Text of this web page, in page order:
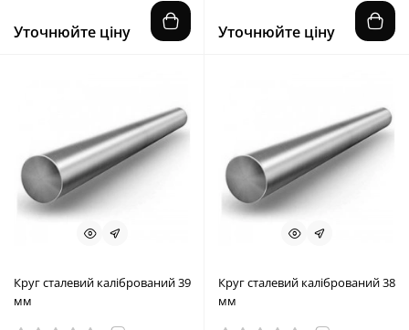
Уточнюйте ціну Уточнюйте ціну
Круг сталевий калібрований 39
мм
Круг сталевий калібрований 38
мм